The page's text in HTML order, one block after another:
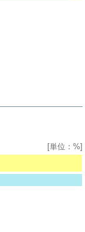
[単位：%]